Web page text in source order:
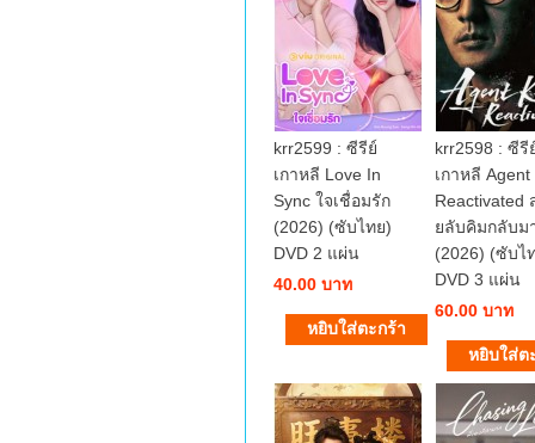
krr2599 : ซีรีย์
เกาหลี Love In
Sync ใจเชื่อมรัก
(2026) (ซับไทย)
DVD 2 แผ่น
40.00 บาท
krr2598 : ซีรี
เกาหลี Agent
Reactivated
ยลับคิมกลับม
(2026) (ซับไ
DVD 3 แผ่น
60.00 บาท